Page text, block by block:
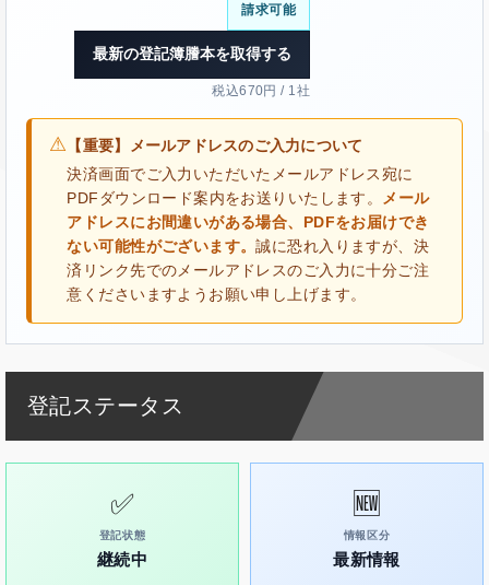
請求可能
最新の登記簿謄本を取得する
税込670円 / 1社
⚠ 【重要】メールアドレスのご入力について
決済画面でご入力いただいたメールアドレス宛に
PDFダウンロード案内をお送りいたします。
メール
アドレスにお間違いがある場合、PDFをお届けでき
ない可能性がございます。誠に恐れ入りますが、決
済リンク先でのメールアドレスのご入力に十分ご注
意くださいますようお願い申し上げます。
登記ステータス
✅
登記状態
継続中
🆕
情報区分
最新情報